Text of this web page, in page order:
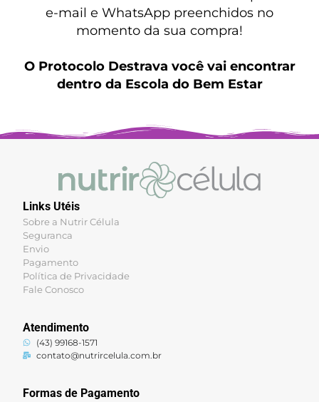
e-mail e WhatsApp preenchidos no
momento da sua compra!
O Protocolo Destrava você vai encontrar
dentro da Escola do Bem Estar
Links Utéis
Sobre a Nutrir Célula
Seguranca
Envio
Pagamento
Política de Privacidade
Fale Conosco
Atendimento
(43) 99168-1571
contato@nutrircelula.com.br
Formas de Pagamento